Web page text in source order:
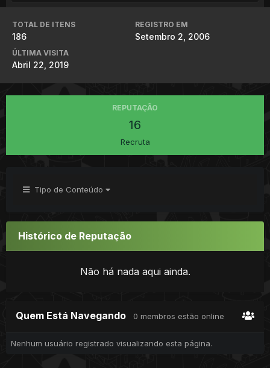
TOTAL DE ITENS
186
REGISTRO EM
Setembro 2, 2006
ÚLTIMA VISITA
Abril 22, 2019
REPUTAÇÃO
16
Recruta
Tipo de Conteúdo
Histórico de Reputação
Não há nada aqui ainda.
Quem Está Navegando 0 membros estão online
Nenhum usuário registrado visualizando esta página.